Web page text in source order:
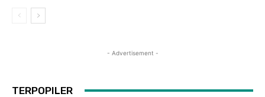
- Advertisement -
TERPOPILER